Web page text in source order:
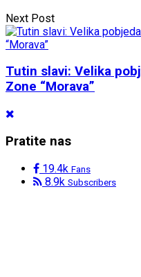
Next Post
Tutin slavi: Velika
Zone “Morava”
Pratite nas
19.4k Fans
8.9k Subscribers